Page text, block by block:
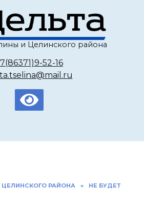
и Целинского района
52-16
ЦЕЛИНСКОГО РАЙОНА »
НЕ БУДЕТ